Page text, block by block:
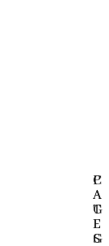
P
A
G
E
S
C
A
T
E
G